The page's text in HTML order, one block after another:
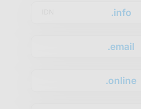
.info
.email
.online